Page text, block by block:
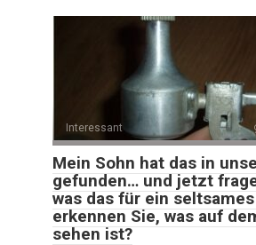
Interessant
Mein Sohn hat das in
gefunden… und jetzt
was das für ein
erkennen Sie, was auf
sehen ist?